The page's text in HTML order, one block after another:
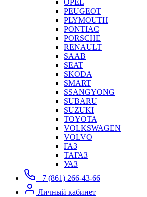
OPEL
PEUGEOT
PLYMOUTH
PONTIAC
PORSCHE
RENAULT
SAAB
SEAT
SKODA
SMART
SSANGYONG
SUBARU
SUZUKI
TOYOTA
VOLKSWAGEN
VOLVO
ГАЗ
ТАГАЗ
УАЗ
+7 (861) 266-43-66
Личный кабинет